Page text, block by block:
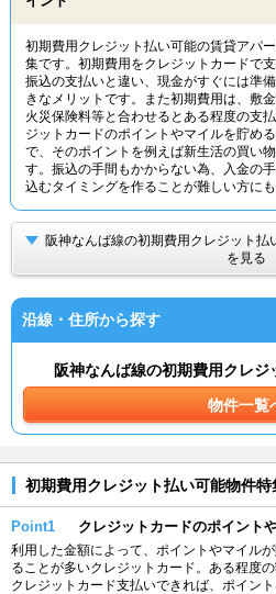
初期費用クレジット払い可能の賃貸アパ
集です。初期費用をクレジットカードで
振込の支払いと違い、現金がすぐには準
きなメリットです。また初期費用は、敷
火災保険料等と合わせるとある程度の支
ジットカードのポイントやマイルを貯め
で、そのポイントを例えば新生活の買い
す。振込の手間もかからない為、入金の
込むタイミングを作ることが難しい方にも
阪神なんば線の初期費用クレジット
を見る
沿線・住所から探す
阪神なんば線の初期費用クレ
物件一覧
初期費用クレジット払い可能物件特
Point1 クレジットカードのポイント
利用した金額によって、ポイントやマイル
ることが多いクレジットカード。ある程度
クレジットカード支払いできれば、ポイン